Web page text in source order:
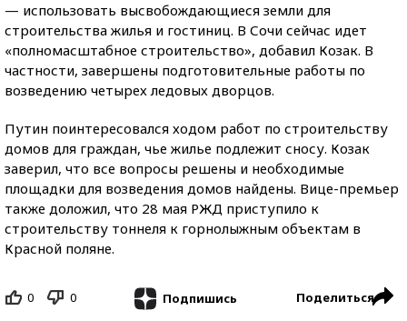
— использовать высвобождающиеся земли для
строительства жилья и гостиниц. В Сочи сейчас идет
«полномасштабное строительство», добавил Козак. В
частности, завершены подготовительные работы по
возведению четырех ледовых дворцов.
Путин поинтересовался ходом работ по строительству
домов для граждан, чье жилье подлежит сносу. Козак
заверил, что все вопросы решены и необходимые
площадки для возведения домов найдены. Вице-премьер
также доложил, что 28 мая РЖД приступило к
строительству тоннеля к горнолыжным объектам в
Красной поляне.
0 0 Подпишись Поделиться